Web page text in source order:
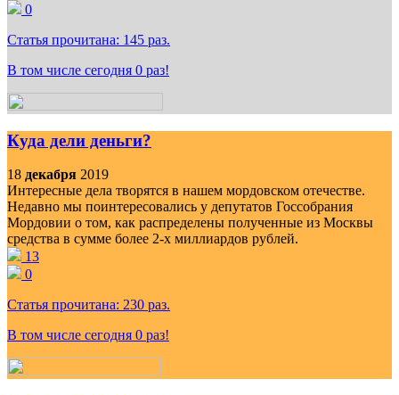
0
Статья прочитана: 145 раз.
В том числе сегодня 0 раз!
Куда дели деньги?
18 декабря 2019
Интересные дела творятся в нашем мордовском отечестве.
Недавно мы поинтересовались у депутатов Госсобрания
Мордовии о том, как распределены полученные из Москвы
средства в сумме более 2-х миллиардов рублей.
13
0
Статья прочитана: 230 раз.
В том числе сегодня 0 раз!